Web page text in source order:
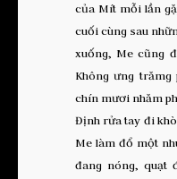
của Mít mỗi lần
cuối cùng sau
xuống, Me cũng
Không ưng
chín mươi nhăm
Định rửa tay đi
Me làm đổ một
đang nóng, quạt